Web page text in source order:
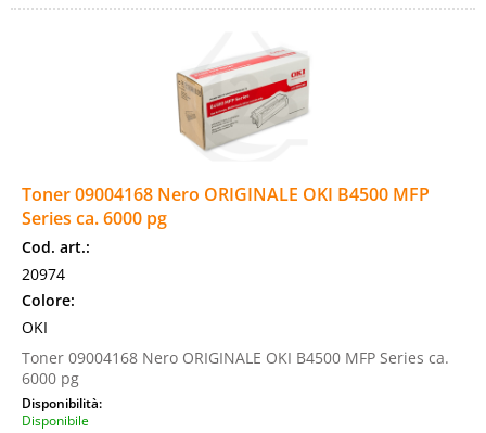
Toner 09004168 Nero ORIGINALE OKI B4500 MFP
Series ca. 6000 pg
Cod. art.:
20974
Colore:
OKI
Toner 09004168 Nero ORIGINALE OKI B4500 MFP Series ca.
6000 pg
Disponibilità:
Disponibile